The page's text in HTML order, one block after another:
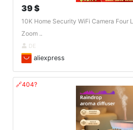
39 $
10K Home Security WiFi Camera Four
Zoom ..
DE
aliexpress
🔗404?